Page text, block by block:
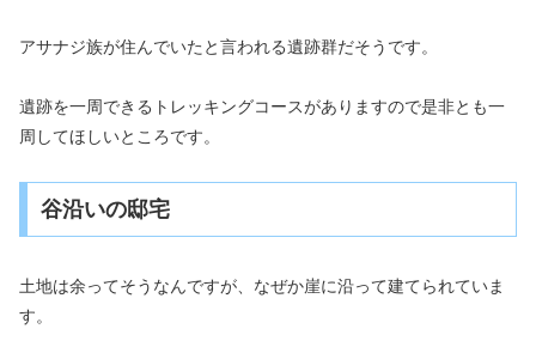
アサナジ族が住んでいたと言われる遺跡群だそうです。
遺跡を一周できるトレッキングコースがありますので是非とも一
周してほしいところです。
谷沿いの邸宅
土地は余ってそうなんですが、なぜか崖に沿って建てられていま
す。